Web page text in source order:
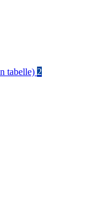
tabelle) 2